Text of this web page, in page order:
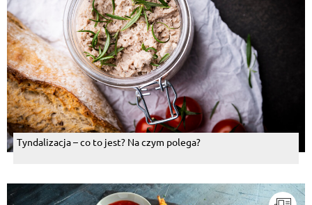
Tyndalizacja – co to jest? Na czym polega?